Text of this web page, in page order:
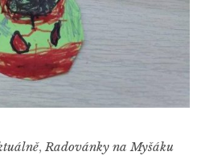
,Radovánky na Myšáku